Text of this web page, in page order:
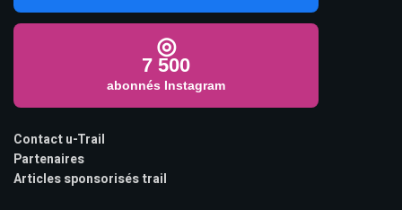
◎
7 500
abonnés Instagram
Contact u-Trail
Partenaires
Articles sponsorisés trail